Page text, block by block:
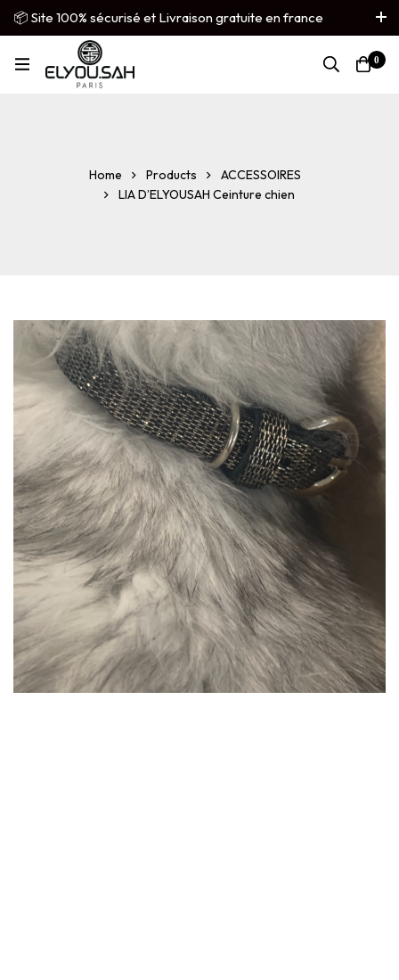
📦 Site 100% sécurisé et Livraison gratuite en france
métropolitaine
French ▼
0
Home Products
ACCESSOIRES
LIA D’ELYOUSAH Ceinture chien